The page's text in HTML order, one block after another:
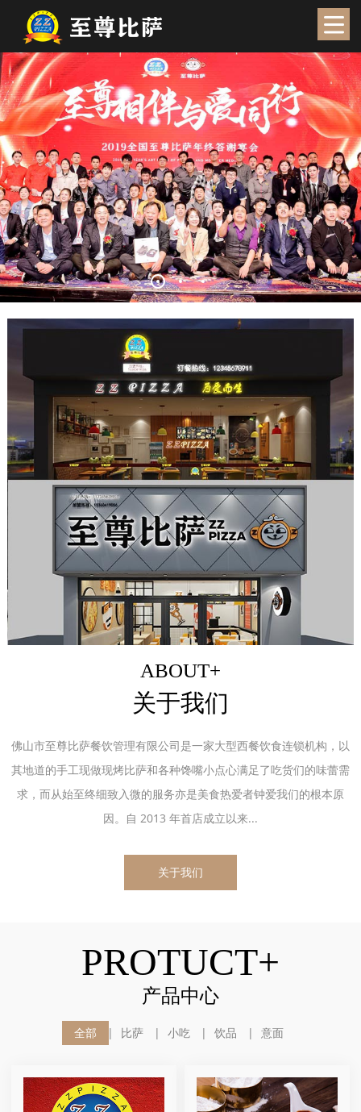
ABOUT+
关于我们
佛山市至尊比萨餐饮管理有限公司是一家大型西餐饮食连锁机构，以
其地道的手工现做现烤比萨和各种馋嘴小点心满足了吃货们的味蕾需
求，而从始至终细致入微的服务亦是美食热爱者钟爱我们的根本原
因。自 2013 年首店成立以来...
关于我们
PROTUCT+
产品中心
全部 比萨 小吃 饮品 意面